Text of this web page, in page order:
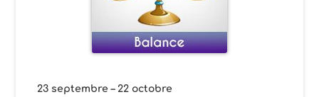
23 septembre – 22 octobre